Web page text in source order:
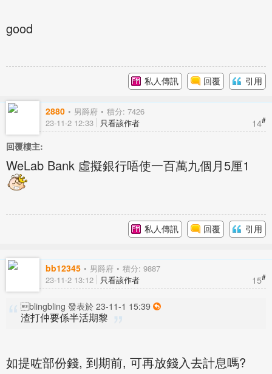
good
私人傳訊 回覆 引用
2880 男爵府 積分: 7426
14#
23-11-2 12:33 只看該作者
回覆樓主:
WeLab Bank 虛擬銀行唔使一百萬九個月5厘1
私人傳訊 回覆 引用
bb12345 男爵府 積分: 9887
15#
23-11-2 13:12 只看該作者
blingbling 發表於 23-11-1 15:39
渣打仲要係半活期黎
如提咗部份錢, 到期前, 可再放錢入去計息嗎?